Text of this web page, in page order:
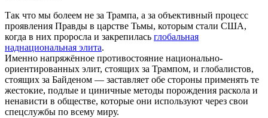
Так что мы болеем не за Трампа, а за объективный процесс
проявления Правды в царстве Тьмы, которым стали США,
когда в них проросла и закрепилась глобальная
наднациональная элита.
Именно напряжённое противостояние национально-
ориентированных элит, стоящих за Трампом, и глобалистов,
стоящих за Байденом — заставляет обе стороны применять те
жестокие, подлые и циничные методы порождения раскола и
ненависти в обществе, которые они используют через свои
спецслужбы по всему миру.